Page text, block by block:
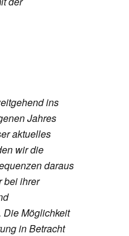
ins
Jahres
aktuelles
wir die
daraus
bei ihrer
Die Möglichkeit
in Betracht